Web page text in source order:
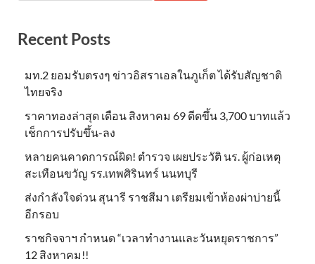
Recent Posts
มท.2 ยอมรับตรงๆ ข่าวอิสราเอลในภูเก็ต ได้รับสัญชาติ
ไทยจริง
ราคาทองล่าสุด เดือน สิงหาคม 69 ดีดขึ้น 3,700 บาทแล้ว
เช็กการปรับขึ้น-ลง
หลายคนคาดการณ์ผิด! ตำรวจ เผยประวัติ นร. ผู้ก่อเหตุ
สะเทือนขวัญ รร.เทพศิรินทร์ นนทบุรี
ส่งกำลังใจด่วน สุนารี ราชสีมา เตรียมเข้าห้องผ่าบ่ายนี้
อีกรอบ
ราชกิจจาฯ กำหนด “เวลาทำงานและวันหยุดราชการ”
12 สิงหาคม!!